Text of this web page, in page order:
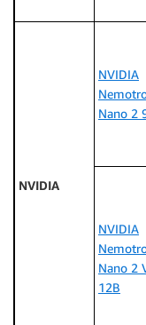
NVIDIA
NVIDIA
Nano 2
NVIDIA
Nano 2
12B